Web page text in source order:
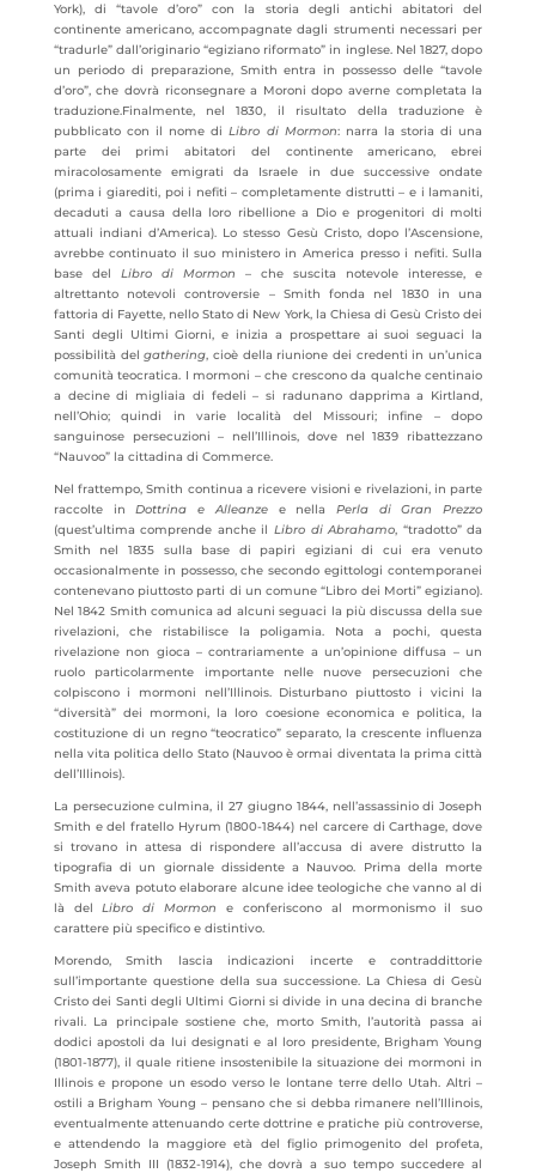
York), di “tavole d’oro” con la storia degli antichi abitatori del
continente americano, accompagnate dagli strumenti necessari per
“tradurle” dall’originario “egiziano riformato” in inglese. Nel 1827, dopo
un periodo di preparazione, Smith entra in possesso delle “tavole
d’oro”, che dovrà riconsegnare a Moroni dopo averne completata la
traduzione.Finalmente, nel 1830, il risultato della traduzione è
pubblicato con il nome diLibro di Mormon: narra la storia di una
parte dei primi abitatori del continente americano, ebrei
miracolosamente emigrati da Israele in due successive ondate
(prima i giarediti, poi i nefiti – completamente distrutti – e i lamaniti,
decaduti a causa della loro ribellione a Dio e progenitori di molti
attuali indiani d’America). Lo stesso Gesù Cristo, dopo l’Ascensione,
avrebbe continuato il suo ministero in America presso i nefiti. Sulla
base del Libro di Mormon – che suscita notevole interesse, e
altrettanto notevoli controversie – Smith fonda nel 1830 in una
fattoria di Fayette, nello Stato di New York, la Chiesa di Gesù Cristo dei
Santi degli Ultimi Giorni, e inizia a prospettare ai suoi seguaci la
possibilità delgathering, cioè della riunione dei credenti in un’unica
comunità teocratica. I mormoni – che crescono da qualche centinaio
a decine di migliaia di fedeli – si radunano dapprima a Kirtland,
nell’Ohio; quindi in varie località del Missouri; infine – dopo
sanguinose persecuzioni – nell’Illinois, dove nel 1839 ribattezzano
“Nauvoo” la cittadina di Commerce.
Nel frattempo, Smith continua a ricevere visioni e rivelazioni, in parte
raccolte inDottrina e Alleanzee nella Perla di Gran Prezzo
(quest’ultima comprende anche il Libro di Abrahamo, “tradotto” da
Smith nel 1835 sulla base di papiri egiziani di cui era venuto
occasionalmente in possesso, che secondo egittologi contemporanei
contenevano piuttosto parti di un comune “Libro dei Morti” egiziano).
Nel 1842 Smith comunica ad alcuni seguaci la più discussa della sue
rivelazioni, che ristabilisce la poligamia. Nota a pochi, questa
rivelazione non gioca – contrariamente a un’opinione diffusa – un
ruolo particolarmente importante nelle nuove persecuzioni che
colpiscono i mormoni nell’Illinois. Disturbano piuttosto i vicini la
“diversità” dei mormoni, la loro coesione economica e politica, la
costituzione di un regno “teocratico” separato, la crescente influenza
nella vita politica dello Stato (Nauvoo è ormai diventata la prima città
dell’Illinois).
La persecuzione culmina, il 27 giugno 1844, nell’assassinio di Joseph
Smith e del fratello Hyrum (1800-1844) nel carcere di Carthage, dove
si trovano in attesa di rispondere all’accusa di avere distrutto la
tipografia di un giornale dissidente a Nauvoo. Prima della morte
Smith aveva potuto elaborare alcune idee teologiche che vanno al di
là delLibro di Mormon e conferiscono al mormonismo il suo
carattere più specifico e distintivo.
Morendo, Smith lascia indicazioni incerte e contraddittorie
sull’importante questione della sua successione. La Chiesa di Gesù
Cristo dei Santi degli Ultimi Giorni si divide in una decina di branche
rivali. La principale sostiene che, morto Smith, l’autorità passa ai
dodici apostoli da lui designati e al loro presidente, Brigham Young
(1801-1877), il quale ritiene insostenibile la situazione dei mormoni in
Illinois e propone un esodo verso le lontane terre dello Utah. Altri –
ostili a Brigham Young – pensano che si debba rimanere nell’Illinois,
eventualmente attenuando certe dottrine e pratiche più controverse,
e attendendo la maggiore età del figlio primogenito del profeta,
Joseph Smith III (1832-1914), che dovrà a suo tempo succedere al